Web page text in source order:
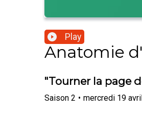
Play
Anatomie
"Tourner la page
Saison 2 • mercredi 19